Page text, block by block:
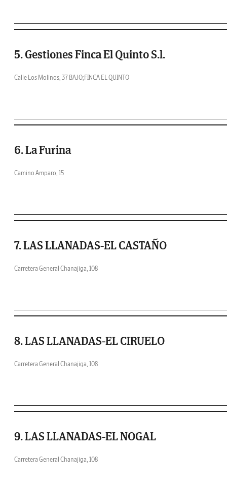
5. Gestiones Finca El Quinto S.l.
Calle Los Molinos, 37 BAJO;FINCA EL QUINTO
6. La Furina
Camino Amparo, 15
7. LAS LLANADAS-EL CASTAÑO
Carretera General Chanajiga, 108
8. LAS LLANADAS-EL CIRUELO
Carretera General Chanajiga, 108
9. LAS LLANADAS-EL NOGAL
Carretera General Chanajiga, 108